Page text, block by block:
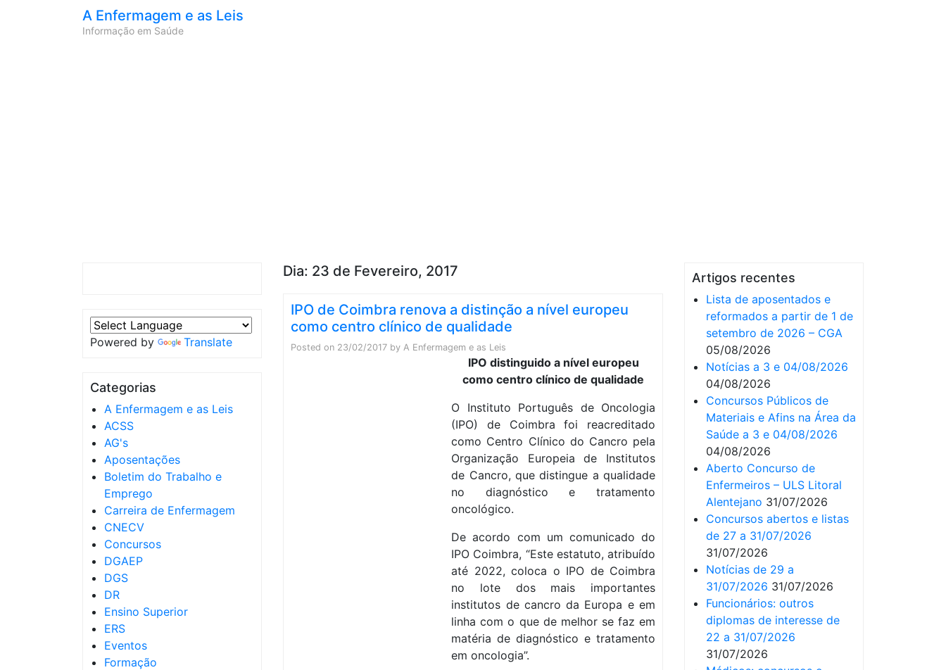
A Enfermagem e as Leis
Informação em Saúde
Powered by Translate
Categorias
A Enfermagem e as Leis
ACSS
AG's
Aposentações
Boletim do Trabalho e
Emprego
Carreira de Enfermagem
CNECV
Concursos
DGAEP
DGS
DR
Ensino Superior
ERS
Eventos
Formação
Dia: 23 de Fevereiro, 2017
IPO de Coimbra renova a distinção a nível europeu
como centro clínico de qualidade
Posted on 23/02/2017 by A Enfermagem e as Leis
IPO distinguido a nível europeu
como centro clínico de qualidade
O Instituto Português de Oncologia
(IPO) de Coimbra foi reacreditado
como Centro Clínico do Cancro pela
Organização Europeia de Institutos
de Cancro, que distingue a qualidade
no diagnóstico e tratamento
oncológico.
De acordo com um comunicado do
IPO Coimbra, “Este estatuto, atribuído
até 2022, coloca o IPO de Coimbra
no lote dos mais importantes
institutos de cancro da Europa e em
linha com o que de melhor se faz em
matéria de diagnóstico e tratamento
em oncologia”.
Artigos recentes
Lista de aposentados e
reformados a partir de 1 de
setembro de 2026 – CGA
05/08/2026
Notícias a 3 e 04/08/2026
04/08/2026
Concursos Públicos de
Materiais e Afins na Área da
Saúde a 3 e 04/08/2026
04/08/2026
Aberto Concurso de
Enfermeiros – ULS Litoral
Alentejano 31/07/2026
Concursos abertos e listas
de 27 a 31/07/2026
31/07/2026
Notícias de 29 a
31/07/2026 31/07/2026
Funcionários: outros
diplomas de interesse de
22 a 31/07/2026
31/07/2026